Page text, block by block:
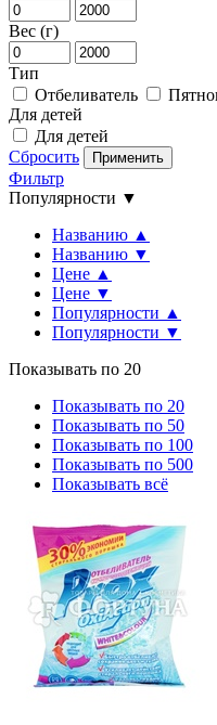
Вес (г)
Тип
Отбеливатель
Для детей
Для детей
Сбросить
Применить
Фильтр
Популярности ▼
Названию ▲
Названию ▼
Цене ▲
Цене ▼
Популярности ▲
Популярности ▼
Показывать по 20
Показывать по 20
Показывать по 50
Показывать по 100
Показывать по 500
Показывать всё